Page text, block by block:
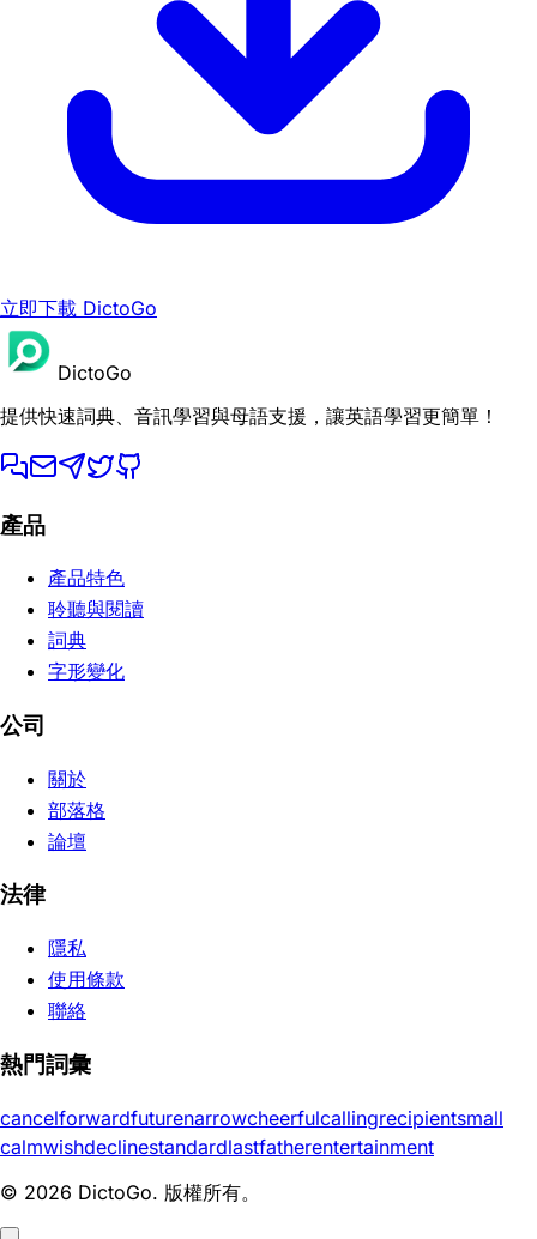
立即下載 DictoGo
DictoGo
提供快速詞典、音訊學習與母語支援，讓英語學習更簡單！
產品
產品特色
聆聽與閱讀
詞典
字形變化
公司
關於
部落格
論壇
法律
隱私
使用條款
聯絡
熱門詞彙
cancelforwardfuturenarrowcheerfulcallingrecipientsmall
calmwishdeclinestandardlastfatherentertainment
© 2026 DictoGo. 版權所有。